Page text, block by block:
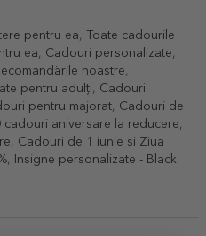
pentru ea
Toate cadourile
ea Cadouri personalizate
noastre
pentru adulți
Cadouri
pentru majorat
Cadouri de
cadouri aniversare la reducere
Cadouri de 1 iunie si Ziua
Insigne personalizate - Black